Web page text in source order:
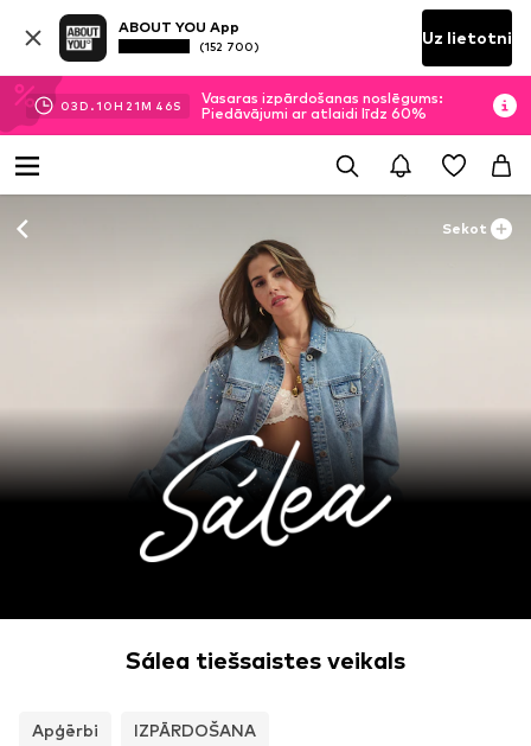
ABOUT YOU App
(152 700) Uz lietotni
03D.10H 21M 46S
Vasaras izpārdošanas noslēgums:
Piedāvājumi ar atlaidi līdz 60%
Sekot
Sálea tiešsaistes veikals
Apģērbi IZPĀRDOŠANA